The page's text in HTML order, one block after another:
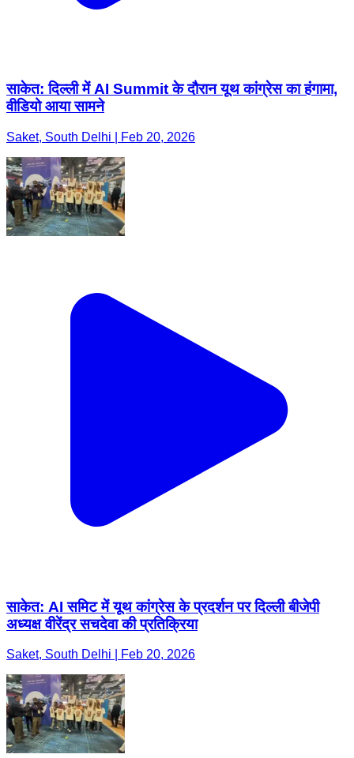
साकेत: दिल्ली में AI Summit के दौरान यूथ कांग्रेस का हंगामा,
वीडियो आया सामने
Saket, South Delhi | Feb 20, 2026
साकेत: AI समिट में यूथ कांग्रेस के प्रदर्शन पर दिल्ली बीजेपी
अध्यक्ष वीरेंद्र सचदेवा की प्रतिक्रिया
Saket, South Delhi | Feb 20, 2026